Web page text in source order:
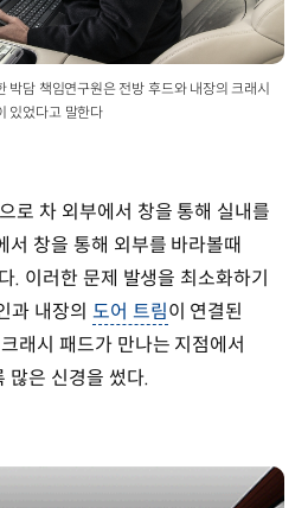
담 책임연구원은 전방 후드와 내장의 크래시
있었다고 말한다
로 차 외부에서 창을 통해 실내를
서 창을 통해 외부를 바라볼때
. 이러한 문제 발생을 최소화하기
과 내장의 도어 트림이 연결된
래시 패드가 만나는 지점에서
많은 신경을 썼다.